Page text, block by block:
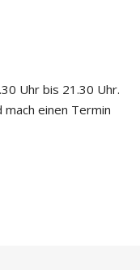
Uhr bis 21.30 Uhr.
mach einen Termin